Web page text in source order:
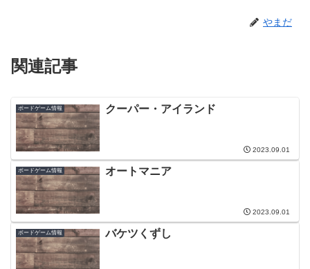
やまだ
関連記事
ボードゲーム情報 クーパー・アイランド
2023.09.01
ボードゲーム情報 オートマニア
2023.09.01
ボードゲーム情報 バケツくずし